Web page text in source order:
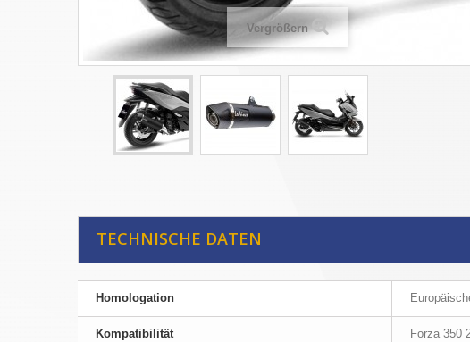
Vergrößern
TECHNISCHE DATEN
Homologation
Kompatibilität Forza 350